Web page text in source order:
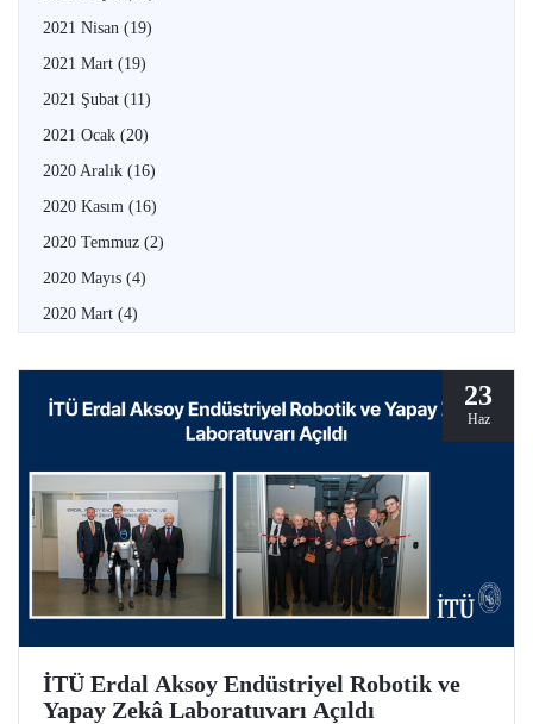
2021 Nisan (19)
2021 Mart (19)
2021 Şubat (11)
2021 Ocak (20)
2020 Aralık (16)
2020 Kasım (16)
2020 Temmuz (2)
2020 Mayıs (4)
2020 Mart (4)
23
Haz
İTÜ Erdal Aksoy Endüstriyel Robotik ve
Yapay Zekâ Laboratuvarı Açıldı